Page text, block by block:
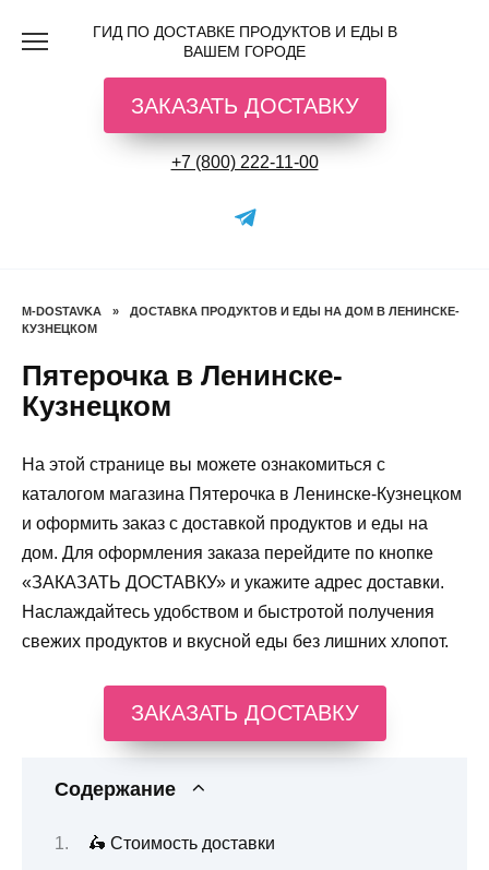
ГИД ПО ДОСТАВКЕ ПРОДУКТОВ И ЕДЫ В
ВАШЕМ ГОРОДЕ
ЗАКАЗАТЬ ДОСТАВКУ
+7 (800) 222-11-00
M-DOSTAVKA »
ДОСТАВКА ПРОДУКТОВ И ЕДЫ НА ДОМ В ЛЕНИНСКЕ-
КУЗНЕЦКОМ
Пятерочка в Ленинске-
Кузнецком
На этой странице вы можете ознакомиться с
каталогом магазина Пятерочка в Ленинске-Кузнецком
и оформить заказ с доставкой продуктов и еды на
дом. Для оформления заказа перейдите по кнопке
«ЗАКАЗАТЬ ДОСТАВКУ» и укажите адрес доставки.
Наслаждайтесь удобством и быстротой получения
свежих продуктов и вкусной еды без лишних хлопот.
ЗАКАЗАТЬ ДОСТАВКУ
Содержание
🛵 Стоимость доставки